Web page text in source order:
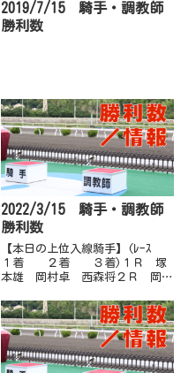
2019/7/15 騎手・調教師
勝利数
2022/3/15 騎手・調教師
勝利数
【本日の上位入線騎手】(ﾚｰｽ
１着 ２着 ３着)１Ｒ 塚
本雄 岡村卓 西森将２Ｒ 岡遼
雄 妹尾浩 山崎雅４Ｒ 濱尚
美 岡遼太 岡村卓５Ｒ 吉原
寛 倉兼育 郷間勇６Ｒ 吉原
寛 永森大 倉兼育７Ｒ 吉原
寛 岡村...